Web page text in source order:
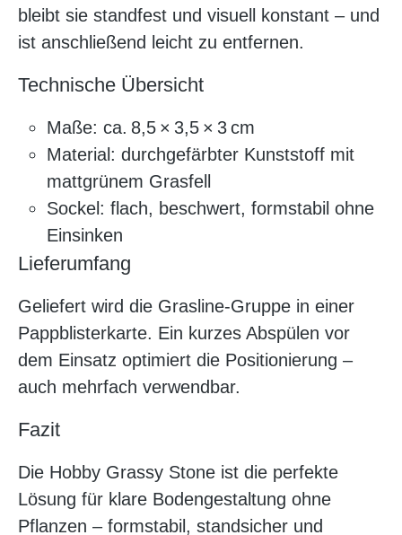
bleibt sie standfest und visuell konstant – und
ist anschließend leicht zu entfernen.
Technische Übersicht
Maße: ca. 8,5 × 3,5 × 3 cm
Material: durchgefärbter Kunststoff mit
mattgrünem Grasfell
Sockel: flach, beschwert, formstabil ohne
Einsinken
Lieferumfang
Geliefert wird die Grasline-Gruppe in einer
Pappblisterkarte. Ein kurzes Abspülen vor
dem Einsatz optimiert die Positionierung –
auch mehrfach verwendbar.
Fazit
Die Hobby Grassy Stone ist die perfekte
Lösung für klare Bodengestaltung ohne
Pflanzen – formstabil, standsicher und